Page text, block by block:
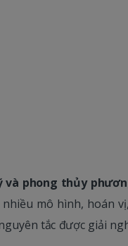
phong thủy
mô hình, hoán
tắc được giải